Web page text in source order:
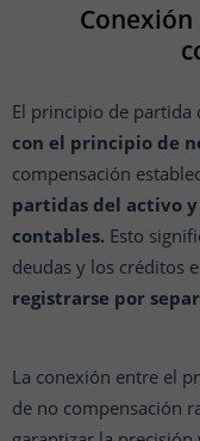
El principio de partida
con el principio de
compensación
partidas del activo
contables. Esto
deudas y los créditos
registrarse por
La conexión entre el
de no compensación